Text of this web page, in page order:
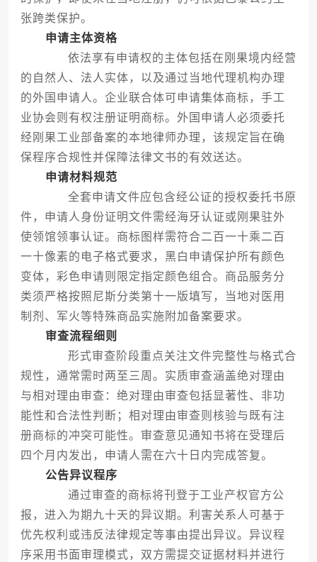
张跨类保护。
申请主体资格
依法享有申请权的主体包括在刚果境内经营
的自然人、法人实体，以及通过当地代理机构办理
的外国申请人。企业联合体可申请集体商标，手工
业协会则有权注册证明商标。外国申请人必须委托
经刚果工业部备案的本地律师办理，该规定旨在确
保程序合规性并保障法律文书的有效送达。
申请材料规范
全套申请文件应包含经公证的授权委托书原
件，申请人身份证明文件需经海牙认证或刚果驻外
使领馆领事认证。商标图样需符合二百一十乘二百
一十像素的电子格式要求，黑白申请保护所有颜色
变体，彩色申请则限定指定颜色组合。商品服务分
类须严格按照尼斯分类第十一版填写，当地对医用
制剂、军火等特殊商品实施附加备案要求。
审查流程细则
形式审查阶段重点关注文件完整性与格式合
规性，通常需时两至三周。实质审查涵盖绝对理由
与相对理由审查：绝对理由审查包括显著性、非功
能性和合法性判断；相对理由审查则核验与既有注
册商标的冲突可能性。审查意见通知书将在受理后
四个月内发出，申请人需在六十日内完成答复。
公告异议程序
通过审查的商标将刊登于工业产权官方公
报，进入为期九十天的异议期。利害关系人可基于
优先权利或违反法律规定等事由提出异议。异议程
序采用书面审理模式，双方需提交证据材料并进行